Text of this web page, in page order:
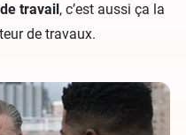
travail , c’est aussi ça la
de travaux.